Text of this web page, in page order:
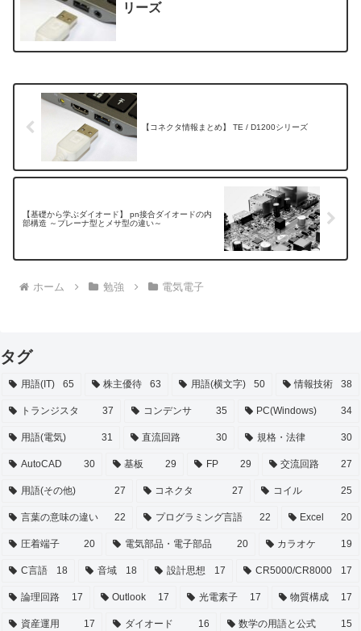
リーズ
【コネクタ情報まとめ】 TE / D1200シリーズ
【基礎から学ぶダイオード】 pn接合ダイオードの内
部構造 ～プレーナ型とメサ型の違い～
ホーム 勉強 電気電子
タグ
用語(IT) 65 株主優待 63 用語(横文字) 50 情報技術 38
トランジスタ 37 コンデンサ 35 PC(Windows) 34
用語(電気) 31 直流回路 30 規格・法律 30
AutoCAD 30 基板 29 FP 29 交流回路 27
用語(その他) 27 コネクタ 27 コイル 25
言葉の意味の違い 22 プログラミング言語 22 Excel 20
圧着端子 20 電気部品・電子部品 20 カラオケ 19
C言語 18 音域 18 設計思想 17 CR5000/CR8000 17
論理回路 17 Outlook 17 光電素子 17 物質構成 17
資産運用 17 ダイオード 16 数学の用語と公式 15